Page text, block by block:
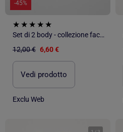
-45%
Set di 2 body - collezione facile da indossare
12,00 € 6,60 €
Vedi prodotto
Exclu Web